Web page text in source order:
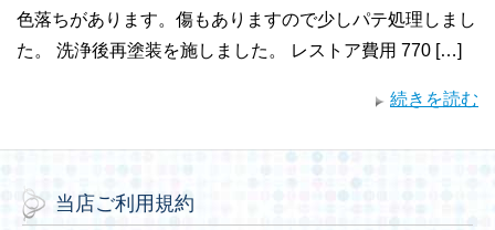
色落ちがあります。傷もありますので少しパテ処理しまし
た。 洗浄後再塗装を施しました。 レストア費用 770 […]
続きを読む
当店ご利用規約